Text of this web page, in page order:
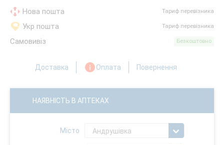
Нова пошта Тариф перевізника
Укр пошта Тариф перевізника
Самовивіз Безкоштовно
Доставка Оплата Повернення
НАЯВНІСТЬ В АПТЕКАХ
Місто Андрушівка